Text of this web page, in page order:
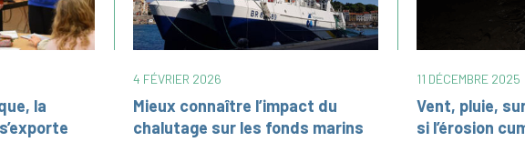
11 DÉCEMBRE 2025
Vent, pluie, surcote marine… et
si l’érosion cumulée du dernier
1 DÉCEMBRE 2025
Risque sanitaire
cultiver en ville : cas de